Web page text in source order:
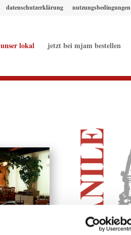
datenschutzerklärung nutzungsbedingungen
unser lokal jetzt bei mjam bestellen